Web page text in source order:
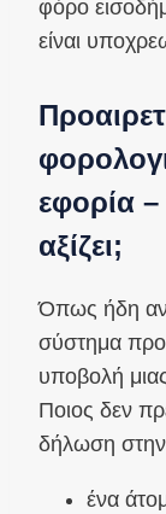
φόρο
είναι
εφορία –
αξίζει;
Όπως ήδη
σύστημα
υποβολή
Ποιος δεν
δήλωση
ένα